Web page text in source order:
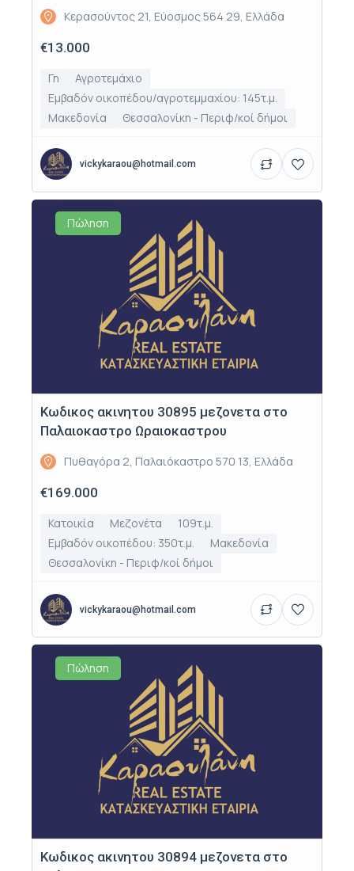
Κερασούντος 21, Εύοσμος 564 29, Ελλάδα
€13.000
Γη
Αγροτεμάχιο
Εμβαδόν οικοπέδου/αγροτεμμαχίου: 145τ.μ.
Μακεδονία
Θεσσαλονίκη - Περιφ/κοί δήμοι
vickykaraou@hotmail.com
Πώληση
Κωδικος ακινητου 30895 μεζονετα στο
Παλαιοκαστρο Ωραιοκαστρου
Πυθαγόρα 2, Παλαιόκαστρο 570 13, Ελλάδα
€169.000
Κατοικία Μεζονέτα
109τ.μ.
Εμβαδόν οικοπέδου: 350τ.μ.
Μακεδονία
Θεσσαλονίκη - Περιφ/κοί δήμοι
vickykaraou@hotmail.com
Πώληση
Κωδικος ακινητου 30894 μεζονετα στο